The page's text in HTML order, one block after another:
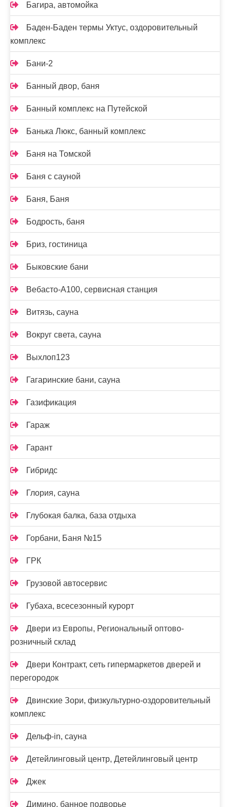
Багира, автомойка
Баден-Баден термы Уктус, оздоровительный
комплекс
Бани-2
Банный двор, баня
Банный комплекс на Путейской
Банька Люкс, банный комплекс
Баня на Томской
Баня с сауной
Баня, Баня
Бодрость, баня
Бриз, гостиница
Быковские бани
Вебасто-А100, сервисная станция
Витязь, сауна
Вокруг света, сауна
Выхлоп123
Гагаринские бани, сауна
Газификация
Гараж
Гарант
Гибридс
Глория, сауна
Глубокая балка, база отдыха
Горбани, Баня №15
ГРК
Грузовой автосервис
Губаха, всесезонный курорт
Двери из Европы, Региональный оптово-
розничный склад
Двери Контракт, сеть гипермаркетов дверей и
перегородок
Двинские Зори, физкультурно-оздоровительный
комплекс
Дельф-in, сауна
Детейлинговый центр, Детейлинговый центр
Джек
Димино, банное подворье